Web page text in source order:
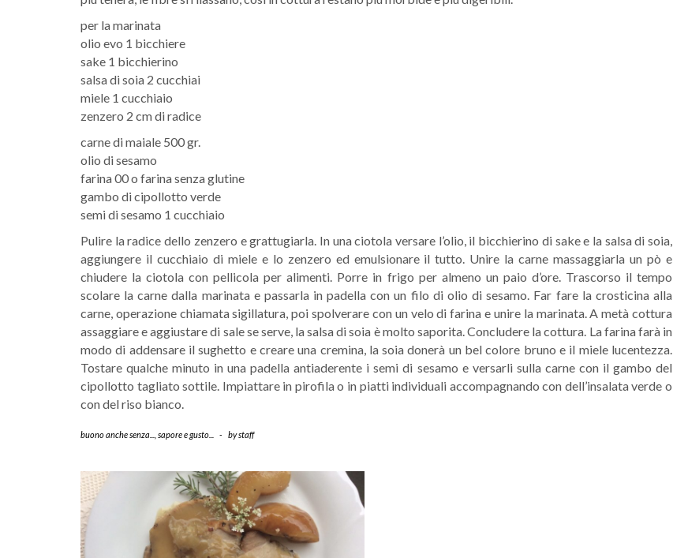
per la marinata
olio evo 1 bicchiere
sake 1 bicchierino
salsa di soia 2 cucchiai
miele 1 cucchiaio
zenzero 2 cm di radice
carne di maiale 500 gr.
olio di sesamo
farina 00 o farina senza glutine
gambo di cipollotto verde
semi di sesamo 1 cucchiaio
Pulire la radice dello zenzero e grattugiarla. In una ciotola versare l’olio, il bicchierino di sake e la salsa di soia,
aggiungere il cucchiaio di miele e lo zenzero ed emulsionare il tutto. Unire la carne massaggiarla un pò e
chiudere la ciotola con pellicola per alimenti. Porre in frigo per almeno un paio d’ore. Trascorso il tempo
scolare la carne dalla marinata e passarla in padella con un filo di olio di sesamo. Far fare la crosticina alla
carne, operazione chiamata sigillatura, poi spolverare con un velo di farina e unire la marinata. A metà cottura
assaggiare e aggiustare di sale se serve, la salsa di soia è molto saporita. Concludere la cottura. La farina farà in
modo di addensare il sughetto e creare una cremina, la soia donerà un bel colore bruno e il miele lucentezza.
Tostare qualche minuto in una padella antiaderente i semi di sesamo e versarli sulla carne con il gambo del
cipollotto tagliato sottile. Impiattare in pirofila o in piatti individuali accompagnando con dell’insalata verde o
con del riso bianco.
buono anche senza... sapore e gusto... - bystaff